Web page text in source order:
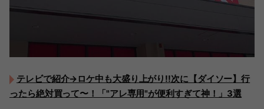
テレビで紹介→ロケ中も大盛り上がり!!次に【ダイソー】行
ったら絶対買って〜！「"アレ専用"が便利すぎて神！」3選